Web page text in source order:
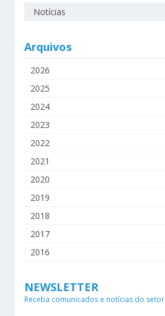
Notícias
Arquivos
2026
2025
2024
2023
2022
2021
2020
2019
2018
2017
2016
NEWSLETTER
Receba comunicados e notícias do setor